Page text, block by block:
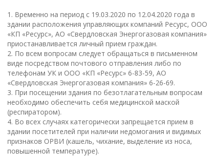
1. Временно на период с 19.03.2020 по 12.04.2020 года в
здании расположения управляющих компаний Ресурс, ООО
«КП «Ресурс», АО «Свердловская Энергогазовая компания»
приостанавливается личный прием граждан.
2. По всем вопросам следует обращаться в письменном
виде посредством почтового отправления либо по
телефонам УК и ООО «КП «Ресурс» 6-83-59, АО
«Свердловская Энергогазовая компания» 6-26-69.
3. При посещении здания по безотлагательным вопросам
необходимо обеспечить себя медицинской маской
(респиратором).
4. Во всех случаях категорически запрещается прием в
здании посетителей при наличии недомогания и видимых
признаков ОРВИ (кашель, чихание, выделение из носа,
повышенной температуре).